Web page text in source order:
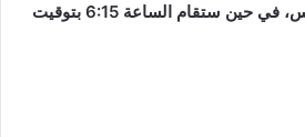
3:15 بتوقيت الجزائر وتونس، في حين ستقام الساعة 6:15 بتوقيت